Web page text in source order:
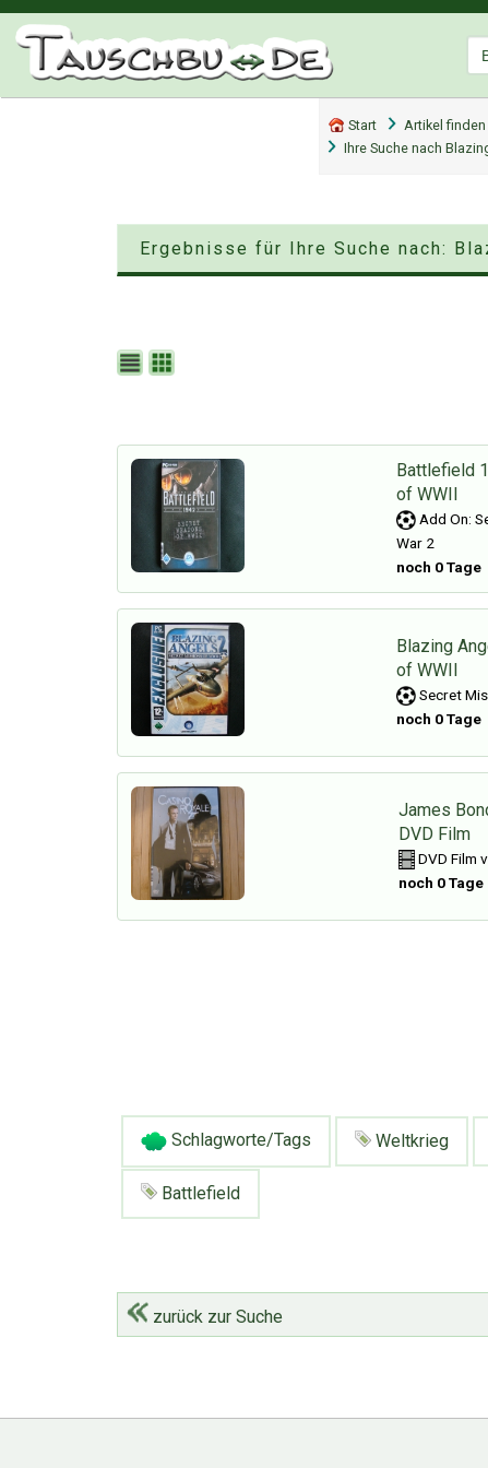
Start Artikel finden
Ihre Suche nach
Ergebnisse für Ihre Suche nach:
Battlefield
of WWII
Add On:
War 2
noch 0 Tage
Blazing
of WWII
Secret
noch 0 Tage
James
DVD Film
DVD Film
noch 0 Tage
Schlagworte/Tags Weltkrieg
Battlefield
zurück zur Suche